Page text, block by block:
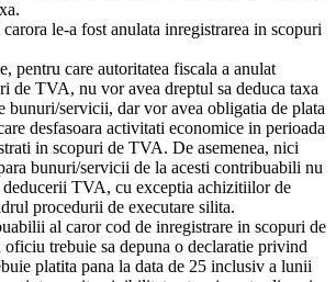
le-a fost anulata inregistrarea in scopuri
pentru care autoritatea fiscala a anulat
de TVA, nu vor avea dreptul sa deduca taxa
bunuri/servicii, dar vor avea obligatia de plata
desfasoara activitati economice in perioada
in scopuri de TVA. De asemenea, nici
bunuri/servicii de la acesti contribuabili nu
TVA, cu exceptia achizitiilor de
procedurii de executare silita.
al caror cod de inregistrare in scopuri de
trebuie sa depuna o declaratie privind
platita pana la data de 25 inclusiv a lunii